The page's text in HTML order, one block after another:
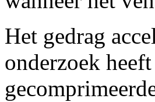
Het gedrag
onderzoek